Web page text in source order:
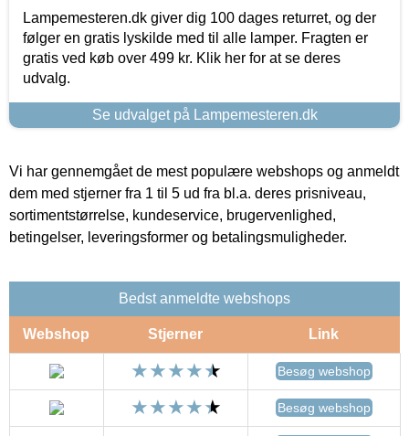
Lampemesteren.dk giver dig 100 dages returret, og der
følger en gratis lyskilde med til alle lamper. Fragten er
gratis ved køb over 499 kr. Klik her for at se deres
udvalg.
Se udvalget på Lampemesteren.dk
Vi har gennemgået de mest populære webshops og anmeldt
dem med stjerner fra 1 til 5 ud fra bl.a. deres prisniveau,
sortimentstørrelse, kundeservice, brugervenlighed,
betingelser, leveringsformer og betalingsmuligheder.
Bedst anmeldte webshops
Webshop Stjerner Link
Besøg webshop
Besøg webshop